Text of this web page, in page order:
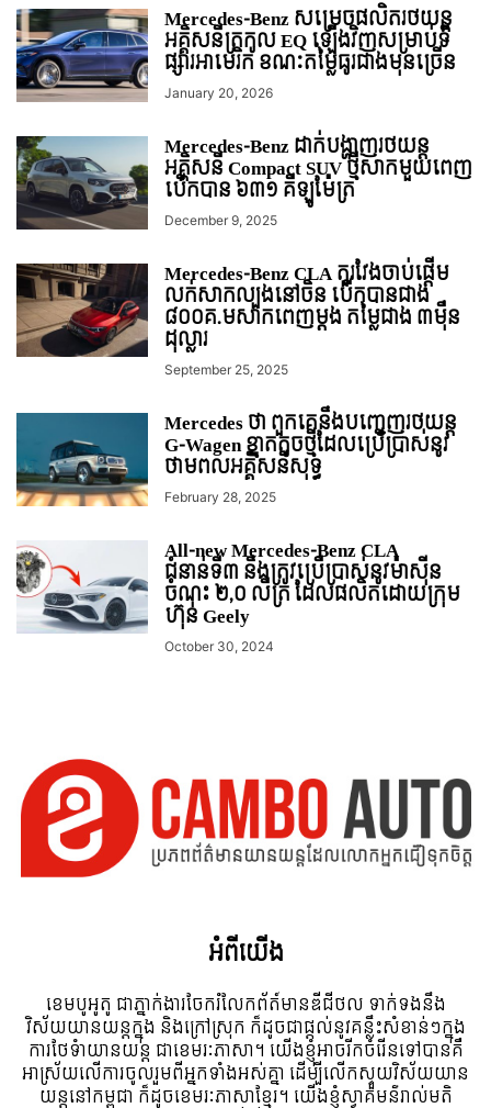
Mercedes-Benz សម្រេចផលិតរថយន្ដ
អគ្គិសនីត្រកូល EQ ឡើងវិញសម្រាប់ទី
ផ្សារអាមេរិក ខណៈតម្លៃធូរជាងមុនច្រើន
January 20, 2026
Mercedes-Benz ដាក់បង្ហាញរថយន្ដ
អគ្គិសនី Compact SUV ថ្មីសាកមួយពេញ
បើកបាន ៦៣១ គីឡូម៉ែត្រ
December 9, 2025
Mercedes-Benz CLA តួរវែងចាប់ផ្តើម
លក់សាកល្បងនៅចិន បើកបានជាង
៨០០គ.មសាកពេញម្តង តម្លៃជាង ៣ម៉ឺន
ដុល្លារ
September 25, 2025
Mercedes ថា ពួកគេនឹងបញ្ចេញរថយន្ត
G-Wagen ខ្នាតតូចថ្មីដែលប្រើប្រាស់នូវ
ថាមពលអគ្គិសនីសុទ្ធ
February 28, 2025
All-new Mercedes-Benz CLA
ជំនាន់ទី៣ នឹងត្រូវប្រើប្រាស់នូវម៉ាស៊ីន
ចំណុះ ២,០ លីត្រ ដែលផលិតដោយក្រុម
ហ៊ុន Geely
October 30, 2024
អំពី​យើង
ខេមបូអូតូ ជាភ្នាក់ងារចែករំលែកព័ត៍មានឌីជីថល ទាក់ទងនឹង
វិស័យយានយន្តក្នុង និងក្រៅស្រុក ក៏ដូចជាផ្តល់នូវគន្លឹះសំខាន់ៗក្នុង
ការថែទំាយានយន្ត ជាខេមរៈភាសា។ យើងខ្ញុំអាចរីកចំរើនទៅបានគឺ
អាស្រ័យលើការចូលរួមពីអ្នកទាំងអស់គ្នា ដើម្បីលើកស្ទួយវិស័យយាន
យន្តនៅកម្ពុជា ក៏ដូចខេមរៈភាសាខ្មែរ។ យើងខ្ញុំស្វាគមន៌រាល់មតិ